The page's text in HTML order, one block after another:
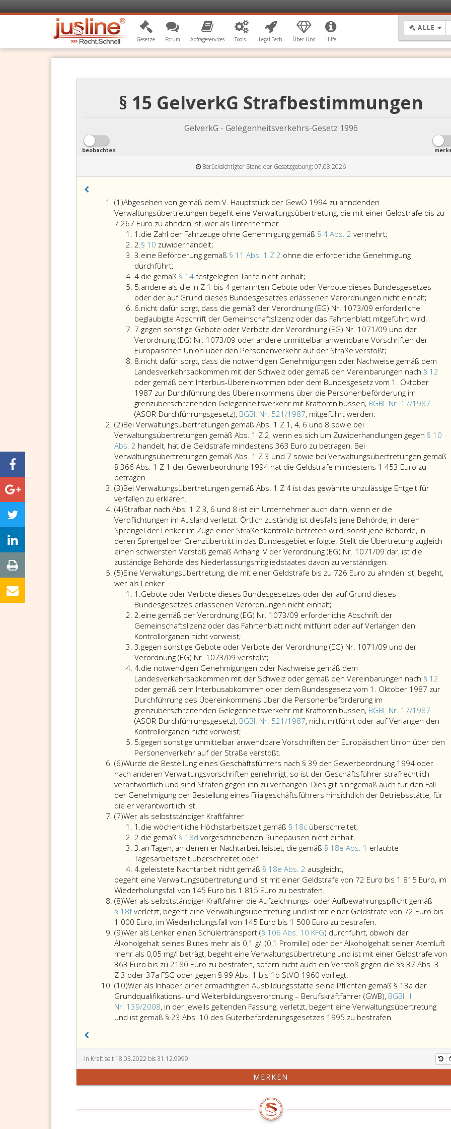
Gesetze Forum Abfrageservices Tools Legal.Tech Über Uns Hilfe
ALLE
§ 15 GelverkG Strafbestimmungen
GelverkG - Gelegenheitsverkehrs-Gesetz 1996
beobachten
Berücksichtigter Stand der Gesetzgebung: 07.08.2026
(1)Absatz
eins
Abgesehen von gemäß dem V. Hauptstück der GewO 1994 zu ahndenden
Verwaltungsübertretungen begeht eine Verwaltungsübertretung, die mit einer Geldstrafe bis zu
7 267 Euro zu ahnden ist, wer als UnternehmerAbgesehen
von
dem
fünf.
Hauptstück
der
GewO 1994
zu
ahndenden
Verwaltungsübertretungen
begeht
eine
Verwaltungsübertretung,
die
mit
einer
Geldstrafe
bis
zu
7 267 Euro
zu
ahnden
wer
Unternehmer
1.Ziffer
eins
die Zahl der Fahrzeuge ohne Genehmigung gemäß § 4 Abs. 2 vermehrt;
der
Genehmigung
gemäß
Paragraph
4,
Absatz
2,
2.Ziffer
2
§ 10 zuwiderhandelt;
10,
3.Ziffer
3
eine Beförderung gemäß § 11 Abs. 1 Z 2 ohne die erforderliche Genehmigung
durchführt;
Beförderung
gemäß
Paragraph
11,
Absatz
eins,
Ziffer
2,
ohne
die
erforderliche
Genehmigung
durchführt;
4.Ziffer
4
die gemäß § 14 festgelegten Tarife nicht einhält;
gemäß
Paragraph
14,
festgelegten
Tarife
nicht
einhält;
5.Ziffer
5
andere als die in Z 1 bis 4 genannten Gebote oder Verbote dieses Bundesgesetzes
oder der auf Grund dieses Bundesgesetzes erlassenen Verordnungen nicht einhält;
die
Ziffer
bis
4
oder
der
dieses
einhält;
6.Ziffer
6
nicht dafür sorgt, dass die gemäß der Verordnung (EG) Nr. 1073/09 erforderliche
beglaubigte Abschrift der Gemeinschaftslizenz oder das Fahrtenblatt mitgeführt wird;
7.Ziffer
7
gegen sonstige Gebote oder Verbote der Verordnung (EG) Nr. 1071/09 und der
Verordnung (EG) Nr. 1073/09 oder andere unmittelbar anwendbare Vorschriften der
Europäischen Union über den Personenverkehr auf der Straße verstößt;
8.Ziffer
8
nicht dafür sorgt, dass die notwendigen Genehmigungen oder Nachweise gemäß dem
Landesverkehrsabkommen mit der Schweiz oder gemäß den Vereinbarungen nach § 12
oder gemäß dem Interbus-Übereinkommen oder dem Bundesgesetz vom 1. Oktober
1987 zur Durchführung des Übereinkommens über die Personenbeförderung im
grenzüberschreitenden Gelegenheitsverkehr mit Kraftomnibussen, BGBl. Nr. 17/1987
(ASOR-Durchführungsgesetz), BGBl. Nr. 521/1987, mitgeführt werden.
sorgt,
die
notwendigen
oder
gemäß
dem
mit
der
Schweiz
oder
den
nach
Paragraph
oder
Interbus-
Übereinkommen
oder
dem
Bundesgesetz
1. Oktober
zur
Durchführung
des
Übereinkommens
Kraftomnibussen,
Nr. 17
aus
(ASOR-
Bundesgesetzblatt
Nr. 521
1987,,
mitgeführt
werden.
(2)Absatz
2
Bei Verwaltungsübertretungen gemäß Abs. 1 Z 1, 4, 6 und 8 sowie bei
Verwaltungsübertretungen gemäß Abs. 1 Z 2, wenn es sich um Zuwiderhandlungen gegen § 10
Abs. 2 handelt, hat die Geldstrafe mindestens 363 Euro zu betragen. Bei
Verwaltungsübertretungen gemäß Abs. 1 Z 3 und 7 sowie bei Verwaltungsübertretungen gemäß
§ 366 Abs. 1 Z 1 der Gewerbeordnung 1994 hat die Geldstrafe mindestens 1 453 Euro zu
betragen.
Verwaltungsübertretungen
gemäß
Absatz
eins,
Ziffer
eins,,
4,
6
und
8
sowie
bei
Verwaltungsübertretungen
gemäß
Absatz
eins,
Ziffer
2,,
wenn
es
sich
um
Zuwiderhandlungen
gegen
Paragraph
10,
Absatz
2,
handelt,
hat
die
Geldstrafe
mindestens
363 Euro
zu
betragen.
Bei
Verwaltungsübertretungen
gemäß
Absatz
eins,
Ziffer
3
und
7
sowie
bei
Verwaltungsübertretungen
gemäß
Paragraph
366,
Ziffer
eins,
der
Geldstrafe
(3)Absatz
3
Bei Verwaltungsübertretungen gemäß Abs. 1 Z 4 ist das gewährte unzulässige Entgelt für
verfallen zu erklären.
Verwaltungsübertretungen
gemäß
Absatz
eins,
Ziffer
4,
ist
gewährte
unzulässige
Entgelt
für
verfallen
zu
erklären.
(4)Absatz
4
Strafbar nach Abs. 1 Z 3, 6 und 8 ist ein Unternehmer auch dann, wenn er die
Verpflichtungen im Ausland verletzt. Örtlich zuständig ist diesfalls jene Behörde, in deren
Sprengel der Lenker im Zuge einer Straßenkontrolle betreten wird, sonst jene Behörde, in
deren Sprengel der Grenzübertritt in das Bundesgebiet erfolgte. Stellt die Übertretung zugleich
einen schwersten Verstoß gemäß Anhang IV der Verordnung (EG) Nr. 1071/09 dar, ist die
zuständige Behörde des Niederlassungsmitgliedstaates davon zu verständigen.
nach
eins,
3,,
6
8
Unternehmer
auch
wenn
er
Verpflichtungen
Ausland
verletzt.
Örtlich
zuständig
in
der
im
Zuge
Straßenkontrolle
betreten
wird,
sonst
Behörde,
in
deren
Sprengel
in
Bundesgebiet
Übertretung
(5)Absatz
5
Eine Verwaltungsübertretung, die mit einer Geldstrafe bis zu 726 Euro zu ahnden ist, begeht,
wer als Lenker
1.Ziffer
eins
Gebote oder Verbote dieses Bundesgesetzes oder der auf Grund dieses
Bundesgesetzes erlassenen Verordnungen nicht einhält;
2.Ziffer
2
eine gemäß der Verordnung (EG) Nr. 1073/09 erforderliche Abschrift der
Gemeinschaftslizenz oder das Fahrtenblatt nicht mitführt oder auf Verlangen den
Kontrollorganen nicht vorweist;
3.Ziffer
3
gegen sonstige Gebote oder Verbote der Verordnung (EG) Nr. 1071/09 und der
Verordnung (EG) Nr. 1073/09 verstößt;
4.Ziffer
4
die notwendigen Genehmigungen oder Nachweise gemäß dem
Landesverkehrsabkommen mit der Schweiz oder gemäß den Vereinbarungen nach § 12
oder gemäß dem Interbusabkommen oder dem Bundesgesetz vom 1. Oktober 1987 zur
Durchführung des Übereinkommens über die Personenbeförderung im
grenzüberschreitenden Gelegenheitsverkehr mit Kraftomnibussen, BGBl. Nr. 17/1987
(ASOR-Durchführungsgesetz), BGBl. Nr. 521/1987, nicht mitführt oder auf Verlangen den
Kontrollorganen nicht vorweist;
notwendigen
Genehmigungen
oder
Nachweise
gemäß
dem
mit
der
Schweiz
oder
gemäß
den
Vereinbarungen
nach
Paragraph
12,
oder
gemäß
dem
Interbusabkommen
oder
dem
Bundesgesetz
vom
1. Oktober
1987
des
über
grenzüberschreitenden
Gelegenheitsverkehr
5.Ziffer
5
gegen sonstige unmittelbar anwendbare Vorschriften der Europäischen Union über den
Personenverkehr auf der Straße verstößt.
(6)Absatz
6
Wurde die Bestellung eines Geschäftsführers nach § 39 der Gewerbeordnung 1994 oder
nach anderen Verwaltungsvorschriften genehmigt, so ist der Geschäftsführer strafrechtlich
verantwortlich und sind Strafen gegen ihn zu verhängen. Dies gilt sinngemäß auch für den Fall
der Genehmigung der Bestellung eines Filialgeschäftsführers hinsichtlich der Betriebsstätte, für
die er verantwortlich ist.
die
Bestellung
eines
Geschäftsführers
nach
Paragraph
39,
der
Gewerbeordnung 1994
oder
nach
anderen
Verwaltungsvorschriften
genehmigt,
so
ist
der
Geschäftsführer
strafrechtlich
verantwortlich
Strafen
ihn
gilt
(7)Absatz
7
Wer als selbstständiger Kraftfahrer
1.Ziffer
eins
die wöchentliche Höchstarbeitszeit gemäß § 18c überschreitet,die
Höchstarbeitszeit
18
überschreitet,
2.Ziffer
2
die gemäß § 18d vorgeschriebenen Ruhepausen nicht einhält,die
gemäß
d,
Ruhepausen
nicht
einhält,
3.Ziffer
3
an Tagen, an denen er Nachtarbeit leistet, die gemäß § 18e Abs. 1 erlaubte
Tagesarbeitszeit überschreitet oderan
Tagen,
an
denen
er
Nachtarbeit
leistet,
die
gemäß
Paragraph
18
e,
Absatz
eins,
erlaubte
Tagesarbeitszeit
4.Ziffer
4
geleistete Nachtarbeit nicht gemäß § 18e Abs. 2 ausgleicht,geleistete
Nachtarbeit
gemäß
Paragraph
18
e,
Absatz
2,
ausgleicht,
begeht eine Verwaltungsübertretung und ist mit einer Geldstrafe von 72 Euro bis 1 815 Euro, im
Wiederholungsfall von 145 Euro bis 1 815 Euro zu bestrafen.
(8)Absatz
8
Wer als selbstständiger Kraftfahrer die Aufzeichnungs- oder Aufbewahrungspflicht gemäß
§ 18fverletzt, begeht eine Verwaltungsübertretung und ist mit einer Geldstrafe von 72 Euro bis
1 000 Euro, im Wiederholungsfall von 145 Euro bis 1 500 Euro zu bestrafen.
als
selbstständiger
Kraftfahrer
die
oder
Aufbewahrungspflicht
gemäß
Paragraph
verletzt,
eine
mit
(9)Absatz
9
Wer als Lenker einen Schülertransport (§ 106 Abs. 10 KFG) durchführt, obwohl der
Alkoholgehalt seines Blutes mehr als 0,1 g/l (0,1 Promille) oder der Alkoholgehalt seiner Atemluft
mehr als 0,05 mg/l beträgt, begeht eine Verwaltungsübertretung und ist mit einer Geldstrafe von
363 Euro bis zu 2180 Euro zu bestrafen, sofern nicht auch ein Verstoß gegen die §§ 37 Abs. 3
Z 3 oder 37a FSG oder gegen § 99 Abs. 1 bis 1b StVO 1960 vorliegt.
als
Lenker
einen
Schülertransport
Absatz
KFG)
Alkoholgehalt
(10)Absatz
10
Wer als Inhaber einer ermächtigten Ausbildungsstätte seine Pflichten gemäß § 13a der
Grundqualifikations- und Weiterbildungsverordnung – Berufskraftfahrer (GWB), BGBl. II
Nr. 139/2008, in der jeweils geltenden Fassung, verletzt, begeht eine Verwaltungsübertretung
und ist gemäß § 23 Abs. 10 des Güterbeförderungsgesetzes 1995 zu bestrafen.
einer
Paragraph
In Kraft seit 18.03.2022 bis 31.12.9999
MERKEN